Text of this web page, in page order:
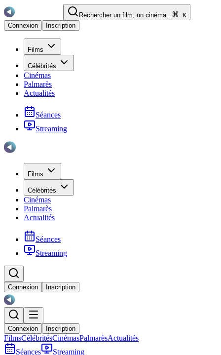
Rechercher un film, un cinéma...
K
Connexion
Inscription
Films
Célébrités
Cinémas
Palmarès
Actualités
Séances
Streaming
Films
Célébrités
Cinémas
Palmarès
Actualités
Séances
Streaming
Connexion Inscription
Connexion Inscription
FilmsCélébritésCinémasPalmarèsActualités
Séances
Streaming